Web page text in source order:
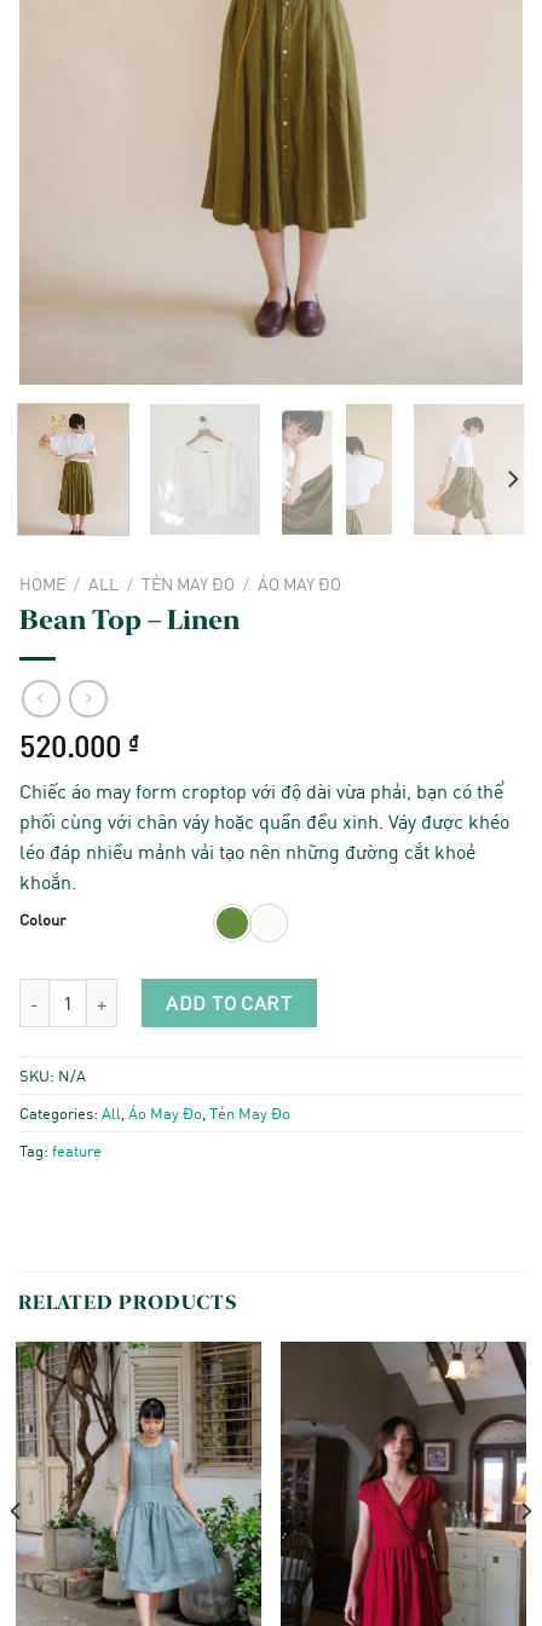
HOME / ALL / TẺN MAY ĐO / ÁO MAY ĐO
Bean Top – Linen
520.000 ₫
Chiếc áo may form croptop với độ dài vừa phải, bạn có thể
phối cùng với chân váy hoặc quần đều xinh. Váy được khéo
léo đáp nhiều mảnh vải tạo nên những đường cắt khoẻ
khoắn.
Colour
Bean Top - Linen quantityADD TO CART
SKU: N/A
Categories: All,Áo May Đo,Tẻn May Đo
Tag: feature
RELATED PRODUCTS